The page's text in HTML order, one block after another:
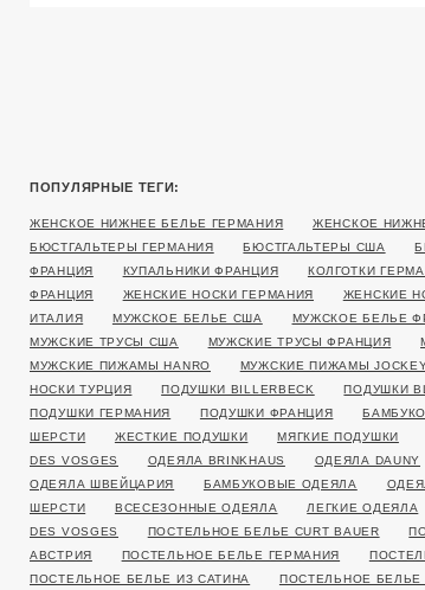
ПОПУЛЯРНЫЕ ТЕГИ:
ЖЕНСКОЕ НИЖНЕЕ БЕЛЬЕ ГЕРМАНИЯ ЖЕНСКОЕ
БЮСТГАЛЬТЕРЫ ГЕРМАНИЯ
БЮСТГАЛЬТЕРЫ США
ФРАНЦИЯ
КУПАЛЬНИКИ ФРАНЦИЯ КОЛГОТКИ
ФРАНЦИЯ
ЖЕНСКИЕ НОСКИ ГЕРМАНИЯ ЖЕНСКИЕ
ИТАЛИЯ
МУЖСКОЕ БЕЛЬЕ США МУЖСКОЕ БЕЛЬЕ
МУЖСКИЕ ТРУСЫ США
МУЖСКИЕ ТРУСЫ ФРАНЦИЯ
МУЖСКИЕ ПИЖАМЫ HANRO
МУЖСКИЕ ПИЖАМЫ
НОСКИ ТУРЦИЯ
ПОДУШКИ BILLERBECK ПОДУШКИ
ПОДУШКИ ГЕРМАНИЯ
ПОДУШКИ ФРАНЦИЯ
ШЕРСТИ
ЖЕСТКИЕ ПОДУШКИ МЯГКИЕ ПОДУШКИ
DES VOSGES
ОДЕЯЛА BRINKHAUS ОДЕЯЛА DAUNY
ОДЕЯЛА ШВЕЙЦАРИЯ
БАМБУКОВЫЕ ОДЕЯЛА
ШЕРСТИ
ВСЕСЕЗОННЫЕ ОДЕЯЛА ЛЕГКИЕ ОДЕЯЛА
DES VOSGES
ПОСТЕЛЬНОЕ БЕЛЬЕ CURT BAUER
АВСТРИЯ
ПОСТЕЛЬНОЕ БЕЛЬЕ ГЕРМАНИЯ
ПОСТЕЛЬНОЕ БЕЛЬЕ ИЗ САТИНА
ПОСТЕЛЬНОЕ БЕЛЬЕ